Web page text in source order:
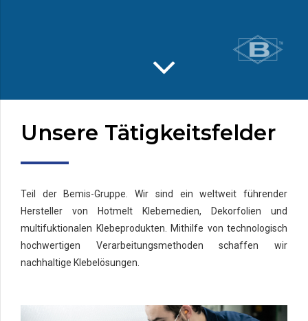
Unsere Tätigkeitsfelder
Teil der Bemis-Gruppe. Wir sind ein weltweit führender
Hersteller von Hotmelt Klebemedien, Dekorfolien und
multifuktionalen Klebeprodukten. Mithilfe von technologisch
hochwertigen Verarbeitungsmethoden schaffen wir
nachhaltige Klebelösungen.